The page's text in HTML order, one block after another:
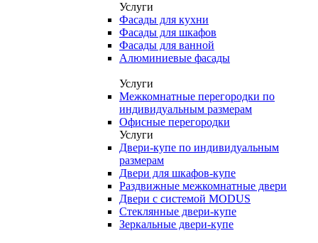
Услуги
Фасады для кухни
Фасады для шкафов
Фасады для ванной
Алюминиевые фасады
Услуги
Межкомнатные перегородки по
индивидуальным размерам
Офисные перегородки
Услуги
Двери-купе по индивидуальным
размерам
Двери для шкафов-купе
Раздвижные межкомнатные двери
Двери с системой MODUS
Стеклянные двери-купе
Зеркальные двери-купе